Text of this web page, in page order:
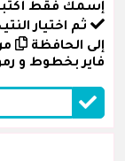
إسمك فقط
ثم اختيار
إلى الحافظة
فاير بخطوط و